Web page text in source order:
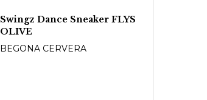
Swingz Dance Sneaker FLYS
OLIVE
BEGONA CERVERA